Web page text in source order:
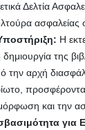
Δελτία
ασφαλείας
Η
της
την αρχή
και την
για